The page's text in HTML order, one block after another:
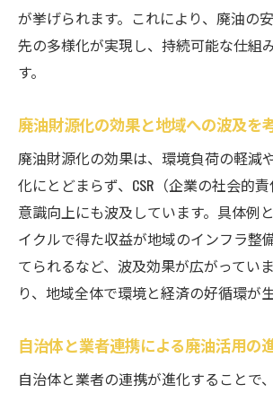
が挙げられます。これにより、廃油の
先の多様化が実現し、持続可能な仕組
す。
廃油財源化の効果と地域への波及を
廃油財源化の効果は、環境負荷の軽減
化にとどまらず、CSR（企業の社会的
意識向上にも波及しています。具体例
イクルで得た収益が地域のインフラ整
てられるなど、波及効果が広がってい
り、地域全体で環境と経済の好循環が
自治体と業者連携による廃油活用の
自治体と業者の連携が進化することで